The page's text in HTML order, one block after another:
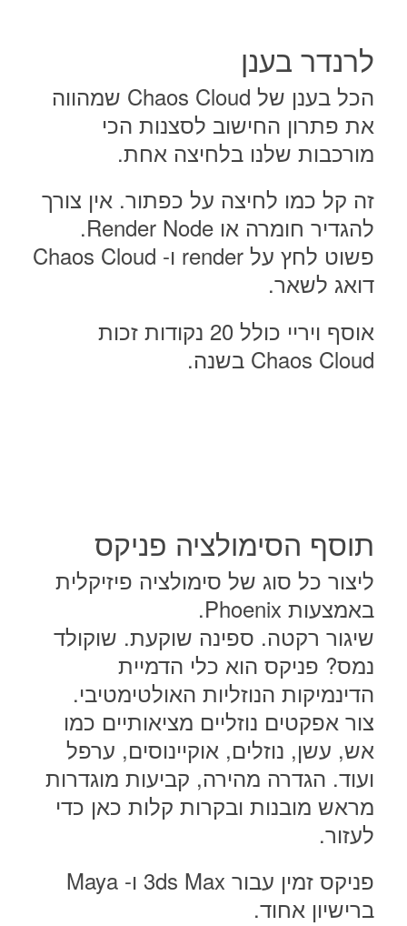
לרנדר בענן
הכל בענן של Chaos Cloud שמהווה
את פתרון החישוב לסצנות הכי
מורכבות שלנו בלחיצה אחת.
זה קל כמו לחיצה על כפתור. אין צורך
להגדיר חומרה או Render Node.
פשוט לחץ על render ו- Chaos Cloud
דואג לשאר.
אוסף ויריי כולל 20 נקודות זכות
Chaos Cloud בשנה.
תוסף הסימולציה פניקס
ליצור כל סוג של סימולציה פיזיקלית
באמצעות Phoenix.
שיגור רקטה. ספינה שוקעת. שוקולד
נמס? פניקס הוא כלי הדמיית
הדינמיקות הנוזליות האולטימטיבי.
צור אפקטים נוזליים מציאותיים כמו
אש, עשן, נוזלים, אוקיינוסים, ערפל
ועוד. הגדרה מהירה, קביעות מוגדרות
מראש מובנות ובקרות קלות כאן כדי
לעזור.
פניקס זמין עבור 3ds Max ו- Maya
ברישיון אחוד.